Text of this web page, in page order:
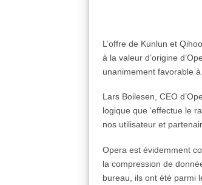
L’offre de Kunlun et
à la valeur d’origine
unanimement favorable à
Lars Boilesen, CEO
logique que ‘effectue le
nos utilisateur et
Opera est évidemment
la compression de
bureau, ils ont été parmi